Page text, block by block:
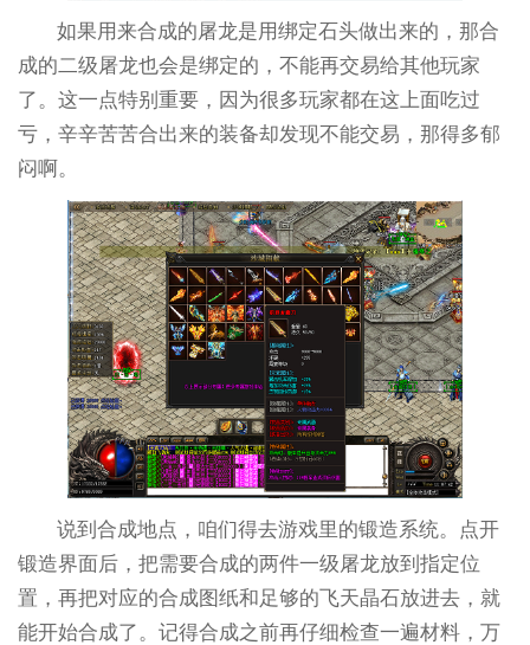
如果用来合成的屠龙是用绑定石头做出来的，那合
成的二级屠龙也会是绑定的，不能再交易给其他玩家
了。这一点特别重要，因为很多玩家都在这上面吃过
亏，辛辛苦苦合出来的装备却发现不能交易，那得多郁
闷啊。
说到合成地点，咱们得去游戏里的锻造系统。点开
锻造界面后，把需要合成的两件一级屠龙放到指定位
置，再把对应的合成图纸和足够的飞天晶石放进去，就
能开始合成了。记得合成之前再仔细检查一遍材料，万